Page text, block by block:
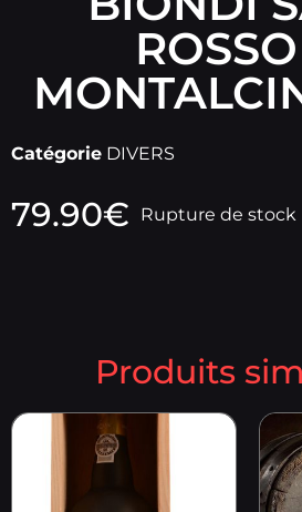
Catégorie DIVERS
79.90€ Rupture de stock
Produits